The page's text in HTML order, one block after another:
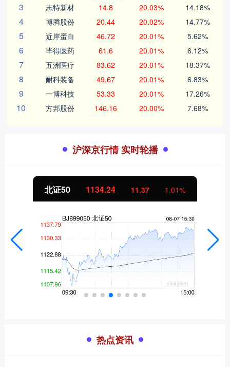
3 志特新材 14.8 20.03% 14.18%
4 博腾股份 20.44 20.02% 14.77%
5 近岸蛋白 46.72 20.01% 5.62%
6 毕得医药 61.6 20.01% 6.12%
7 五洲医疗 83.62 20.01% 18.37%
8 耐科装备 49.67 20.01% 6.83%
9 一博科技 53.33 20.01% 17.26%
10 方邦股份 146.16 20.00% 7.68%
沪深京行情 实时轮播
北证50 1134.24 11.37 1.01%
热点资讯